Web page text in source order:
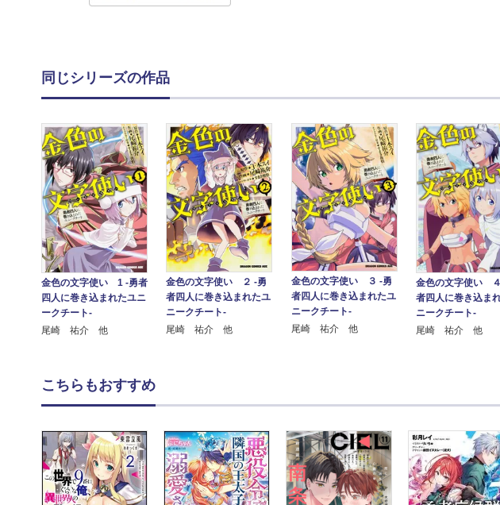
同じシリーズの作品
金色の文字使い 1 ‐勇者
四人に巻き込まれたユニ
ークチート‐
尾崎 祐介 他
金色の文字使い ２ ‐勇
者四人に巻き込まれたユ
ニークチート‐
尾崎 祐介 他
金色の文字使い ３ ‐勇
者四人に巻き込まれたユ
ニークチート‐
尾崎 祐介 他
金色の文字使い ４
者四人に巻き込ま
ニークチート‐
尾崎 祐介 他
こちらもおすすめ